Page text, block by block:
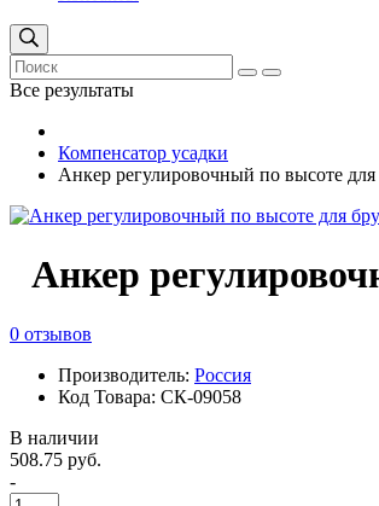
Все результаты
Компенсатор усадки
Анкер регулировочный по высоте
Анкер
0 отзывов
Производитель: Россия
Код Товара: СК-09058
В наличии
508.75 руб.
-